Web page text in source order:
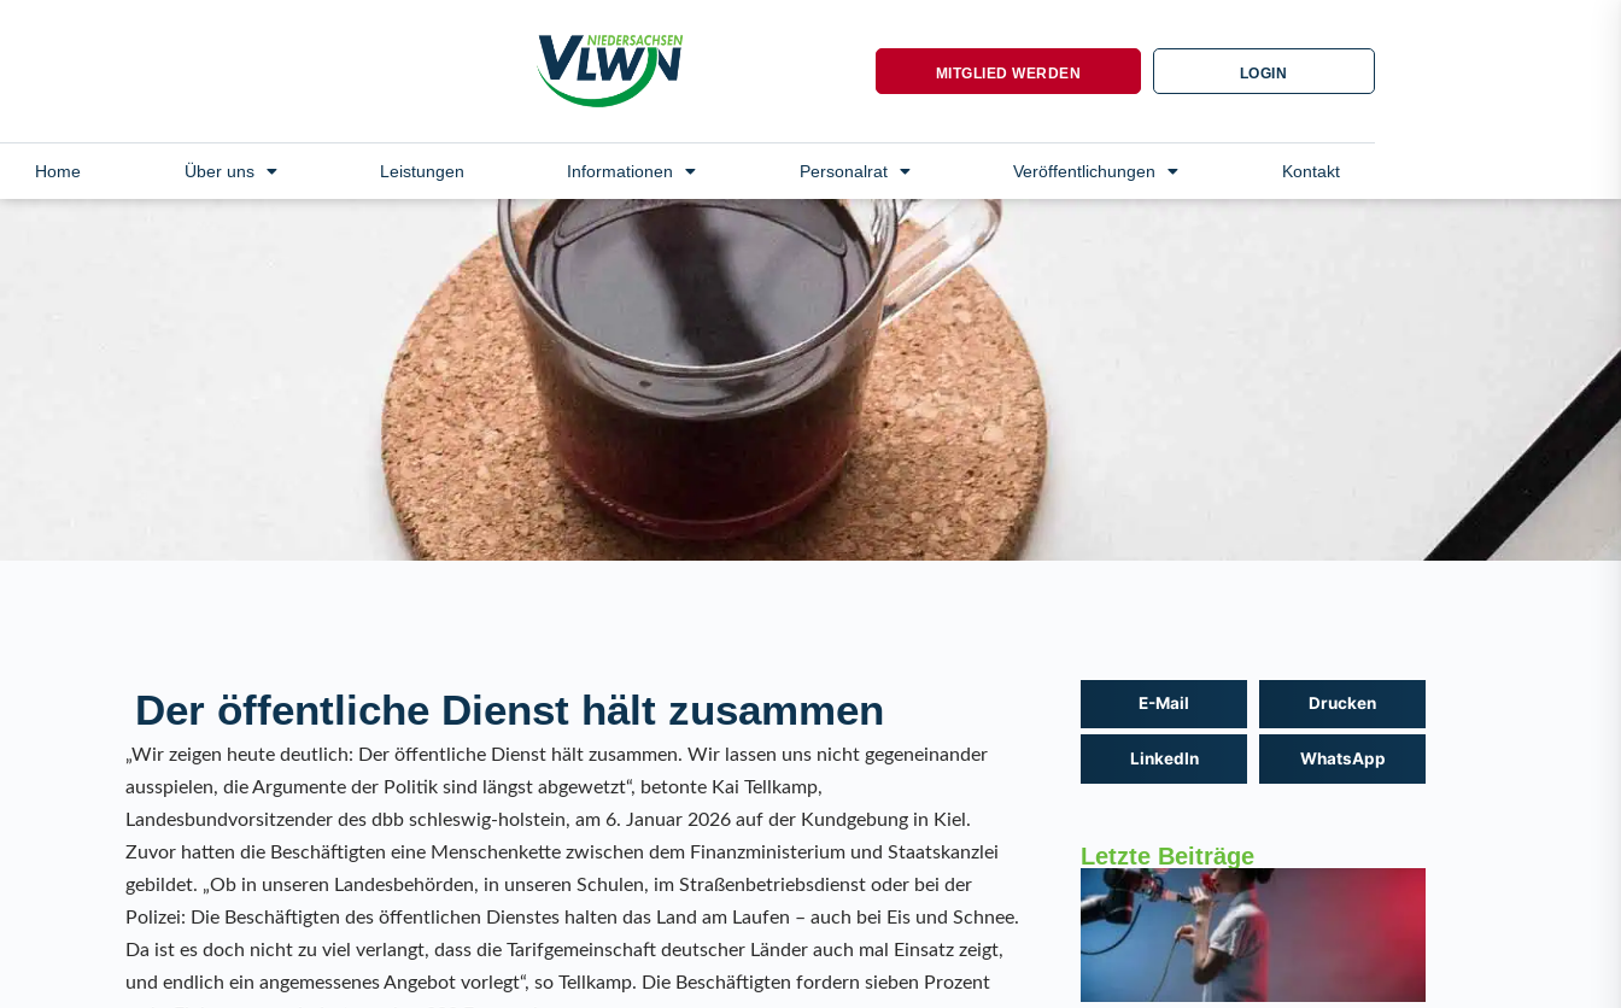
MITGLIED WERDEN LOGIN
Home Über uns Leistungen Informationen Personalrat Veröffentlichungen Kontakt
Der öffentliche Dienst hält zusammen
„Wir zeigen heute deutlich: Der öffentliche Dienst hält zusammen. Wir lassen uns nicht gegeneinander
ausspielen, die Argumente der Politik sind längst abgewetzt“, betonte Kai Tellkamp,
Landesbundvorsitzender des dbb schleswig-holstein, am 6. Januar 2026 auf der Kundgebung in Kiel.
Zuvor hatten die Beschäftigten eine Menschenkette zwischen dem Finanzministerium und Staatskanzlei
gebildet. „Ob in unseren Landesbehörden, in unseren Schulen, im Straßenbetriebsdienst oder bei der
Polizei: Die Beschäftigten des öffentlichen Dienstes halten das Land am Laufen – auch bei Eis und Schnee.
Da ist es doch nicht zu viel verlangt, dass die Tarifgemeinschaft deutscher Länder auch mal Einsatz zeigt,
und endlich ein angemessenes Angebot vorlegt“, so Tellkamp. Die Beschäftigten fordern sieben Prozent
E-Mail Drucken
LinkedIn WhatsApp
Letzte Beiträge